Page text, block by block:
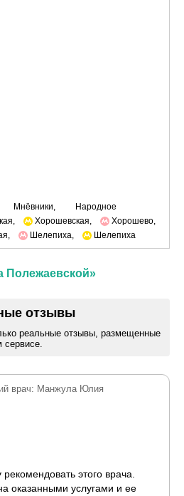
Мнёвники,
Народное
Хорошевская,
Хорошево,
Шелепиха, Шелепиха
отзывы
реальные отзывы, размещенные
сервисе.
врач: Манжула Юлия
этого врача.
оказанными услугами и ее